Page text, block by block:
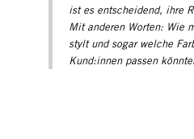
ist es entscheidend, ihre
Mit anderen Worten: Wie
stylt und sogar welche
Kund:innen passen